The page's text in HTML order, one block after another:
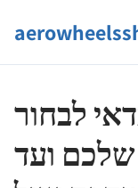
לבחור
שלכם ועד